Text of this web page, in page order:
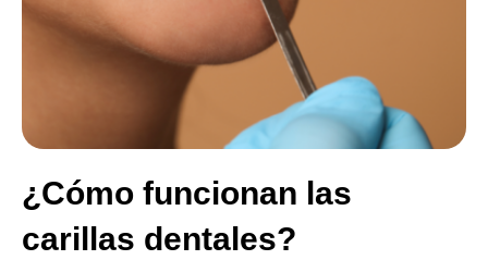
¿Cómo funcionan las
carillas dentales?